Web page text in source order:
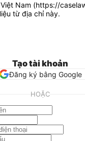
Nam (https://
từ địa chỉ này.
Tạo tài khoản
Đăng ký bằng Google
HOẶC